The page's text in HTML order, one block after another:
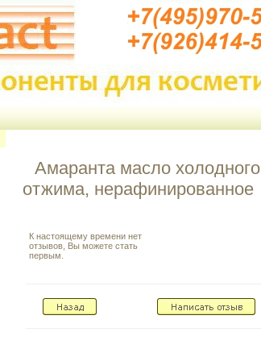
Амаранта масло холодного
отжима, нерафинированное
К настоящему времени нет
отзывов, Вы можете стать
первым.